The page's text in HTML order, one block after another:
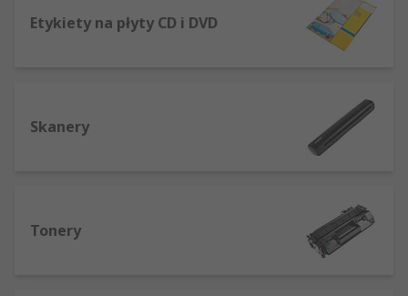
Etykiety na płyty CD i DVD
Skanery
Tonery